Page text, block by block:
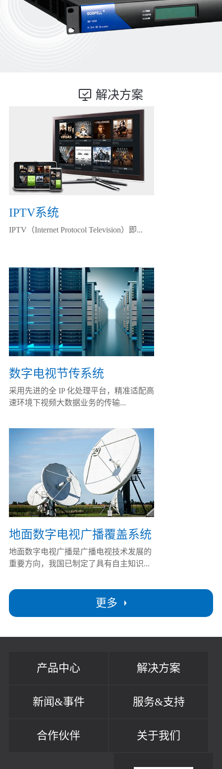
解决方案
更多
IPTV系统
IPTV（Internet Protocol Television）即...
数字电视节传系统
采用先进的全 IP 化处理平台，精准适配高
速环境下视频大数据业务的传输...
地面数字电视广播覆盖系统
地面数字电视广播是广播电视技术发展的
重要方向，我国已制定了具有自主知识...
产品中心 解决方案
新闻&事件 服务&支持
合作伙伴 关于我们